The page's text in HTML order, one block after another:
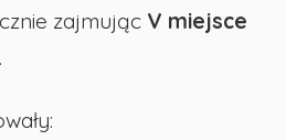
zajmując V miejsce
.